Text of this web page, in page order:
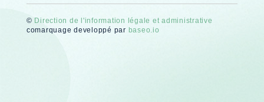
© Direction de l'information légale et administrative
comarquage developpé par baseo.io